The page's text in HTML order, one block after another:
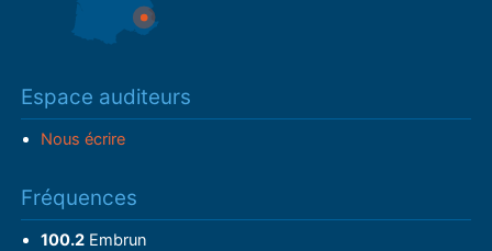
Espace auditeurs
Nous écrire
Fréquences
100.2Embrun